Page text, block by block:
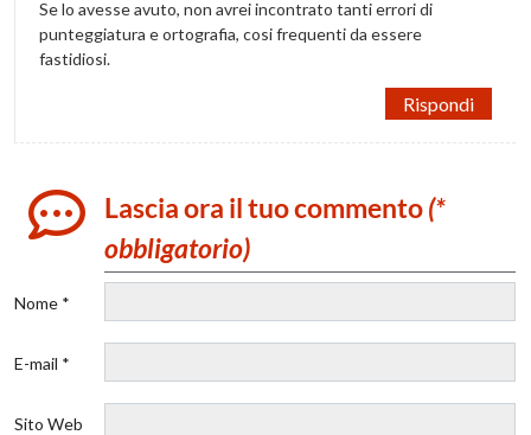
Se lo avesse avuto, non avrei incontrato tanti errori di
punteggiatura e ortografia, cosi frequenti da essere
fastidiosi.
Rispondi
Lascia ora il tuo commento(*
obbligatorio)
Nome *
E-mail *
Sito Web